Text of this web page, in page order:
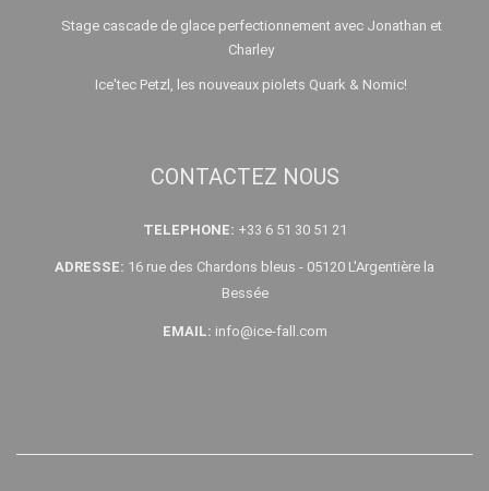
Stage cascade de glace perfectionnement avec Jonathan et
Charley
Ice'tec Petzl, les nouveaux piolets Quark & Nomic!
CONTACTEZ NOUS
TELEPHONE: +33 6 51 30 51 21
ADRESSE: 16 rue des Chardons bleus - 05120 L'Argentière la
Bessée
EMAIL: info@ice-fall.com